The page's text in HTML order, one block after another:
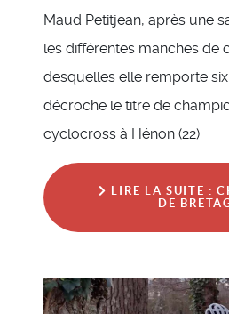
Maud Petitjean, après une
les différentes manches de
desquelles elle remporte
décroche le titre de
cyclocross à Hénon (22).
LIRE LA SUITE :
DE